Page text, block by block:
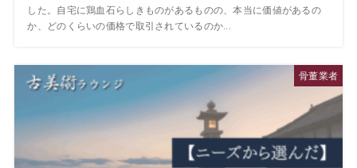
した。自宅に鶏血石らしきものがあるものの、本当に価値があるの
か、どのくらいの価格で取引されているのか...
骨董業者